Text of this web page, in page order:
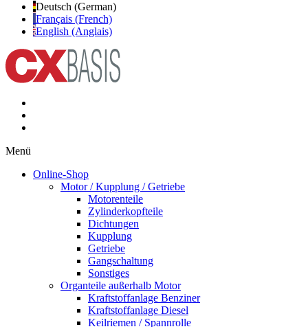
Deutsch (German)
Français (French)
English (Anglais)
Menü
Online-Shop
Motor / Kupplung / Getriebe
Motorenteile
Zylinderkopfteile
Dichtungen
Kupplung
Getriebe
Gangschaltung
Sonstiges
Organteile außerhalb Motor
Kraftstoffanlage Benziner
Kraftstoffanlage Diesel
Keilriemen / Spannrolle